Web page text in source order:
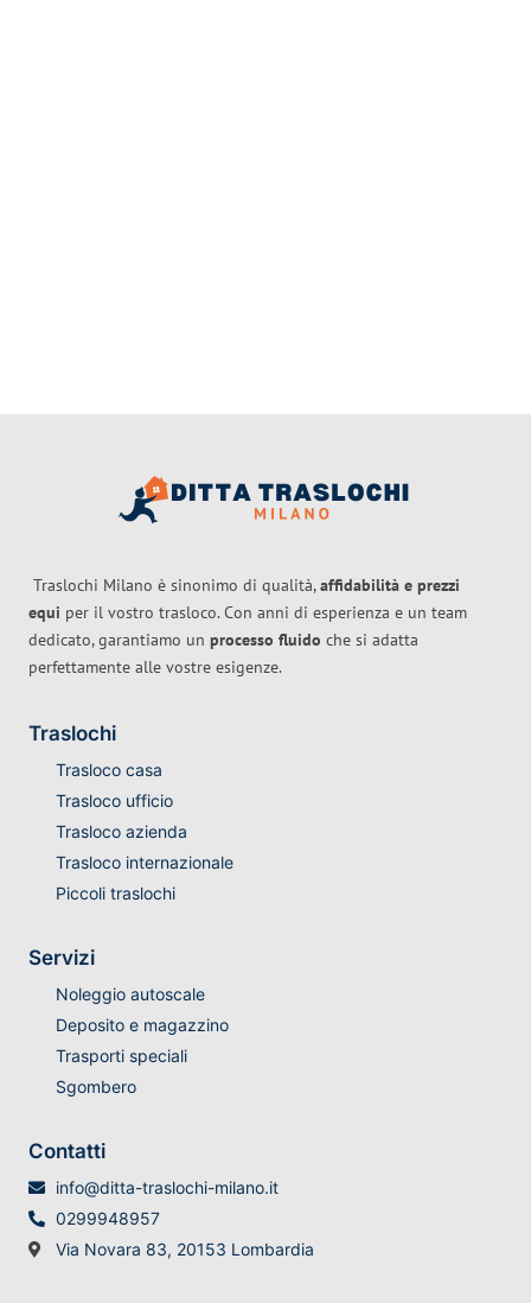
Traslochi Milano è sinonimo di qualità,affidabilità e prezzi
equi per il vostro trasloco. Con anni di esperienza e un team
dedicato, garantiamo un processo fluido che si adatta
perfettamente alle vostre esigenze.
Traslochi
Trasloco casa
Trasloco ufficio
Trasloco azienda
Trasloco internazionale
Piccoli traslochi
Servizi
Noleggio autoscale
Deposito e magazzino
Trasporti speciali
Sgombero
Contatti
info@ditta-traslochi-milano.it
0299948957
Via Novara 83, 20153 Lombardia